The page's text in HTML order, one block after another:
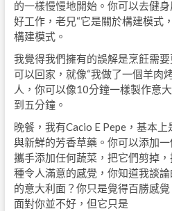
的一樣慢慢地開始。你可以去健
好工作，老兄“它是關於構建模式
構建模式。
我覺得我們擁有的誤解是烹飪需
可以回家，就像“我做了一個羊肉
人，你可以像10分鐘一樣製作意
到五分鐘。
晚餐，我有Cacio E Pepe，基本
與新鮮的芳香草藥。你可以添加
攜手添加任何蔬菜，把它們剪掉
種令人滿意的感覺，你知道我談
的意大利面？你只是覺得百勝感
面對你並不好，但它只是